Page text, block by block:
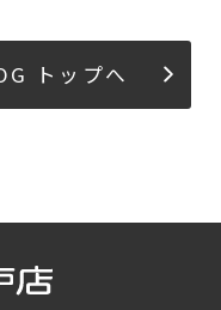
トップへ